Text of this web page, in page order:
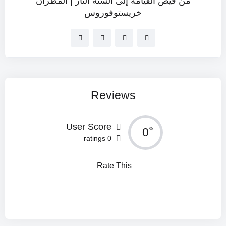
خريستوفوروس
Reviews
0%
User Score
0 ratings
Rate This